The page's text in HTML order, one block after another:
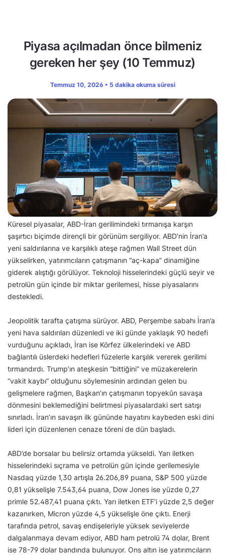
Piyasa açılmadan önce bilmeniz
gereken her şey (10 Temmuz)
Temmuz 10, 2026 • 5 dakika okuma süresi
Küresel piyasalar, ABD-İran gerilimindeki tırmanışa karşın
şaşırtıcı biçimde dirençli bir görünüm sergiliyor. ABD’nin İran’a
yeni saldırılarına ve karşılıklı ateşe rağmen Wall Street dün
yükselirken, yatırımcıların çatışmanın “aç-kapa” dinamiğine
giderek alıştığı görülüyor. Teknoloji hisselerindeki güçlü seyir ve
petrolün gün içinde bir miktar gerilemesi, hisse piyasalarını
destekledi.
Jeopolitik tarafta çatışma sürüyor. ABD, Perşembe sabahı İran’a
yeni hava saldırıları düzenledi ve iki günde yaklaşık 90 hedefi
vurduğunu açıkladı, İran ise Körfez ülkelerindeki ve ABD
bağlantılı üslerdeki hedefleri füzelerle karşılık vererek gerilimi
tırmandırdı. Trump’ın ateşkesin “bittiğini” ve müzakerelerin
“vakit kaybı” olduğunu söylemesinin ardından gelen bu
gelişmelere rağmen, Başkan’ın çatışmanın topyekûn savaşa
dönmesini beklemediğini belirtmesi piyasalardaki sert satışı
sınırladı. İran’ın savaşın ilk gününde hayatını kaybeden eski dini
lideri için düzenlenen cenaze töreni de dün başladı.
ABD’de borsalar bu belirsiz ortamda yükseldi. Yarı iletken
hisselerindeki sıçrama ve petrolün gün içinde gerilemesiyle
Nasdaq yüzde 1,30 artışla 26.206,89 puana, S&P 500 yüzde
0,81 yükselişle 7.543,64 puana, Dow Jones ise yüzde 0,27
primle 52.487,41 puana çıktı. Yarı iletken ETF’i yüzde 2,5 değer
kazanırken, Micron yüzde 4,5 yükselişle öne çıktı. Enerji
tarafında petrol, savaş endişeleriyle yüksek seviyelerde
dalgalanmaya devam ediyor, ABD ham petrolü 74 dolar, Brent
ise 78-79 dolar bandında bulunuyor. Ons altın ise yatırımcıların